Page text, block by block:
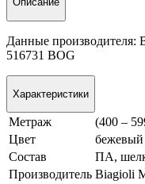
Данные производителя:
516731 BOG
Характеристики
Метраж
(400 –
Цвет
бежевый
Состав
ПА,
Производитель Biagioli